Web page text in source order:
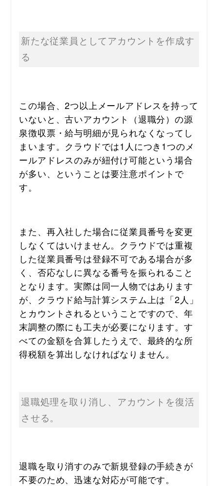
新たな従業員としてアカウントを作成す
る
この場合、2つ以上メールアドレスを持って
いないと、古いアカウント（退職分）の源
泉徴収票・給与明細が見られなくなってし
まいます。クラウドでは1人につき1つのメ
ールアドレスのみが紐付け可能という場合
が多い、ということは要注意ポイントで
す。
また、再入社した場合に従業員番号を変更
しなくてはいけません。クラウドでは重複
した従業員番号は登録不可である場合が多
く、否応なしに異なる番号を振られること
となります。実際は同一人物ではあります
が、クラウド給与計算システム上は「2人」
とカウントされるということですので、年
末調整の際にも工夫が必要になります。す
べての金額を合算したうえで、最終的な所
得税額を算出しなければなりません。
退職処理を取り消し、アカウントを復活
させる。
退職を取り消すのみで新規登録の手続きが
不要のため、迅速な対応が可能です。